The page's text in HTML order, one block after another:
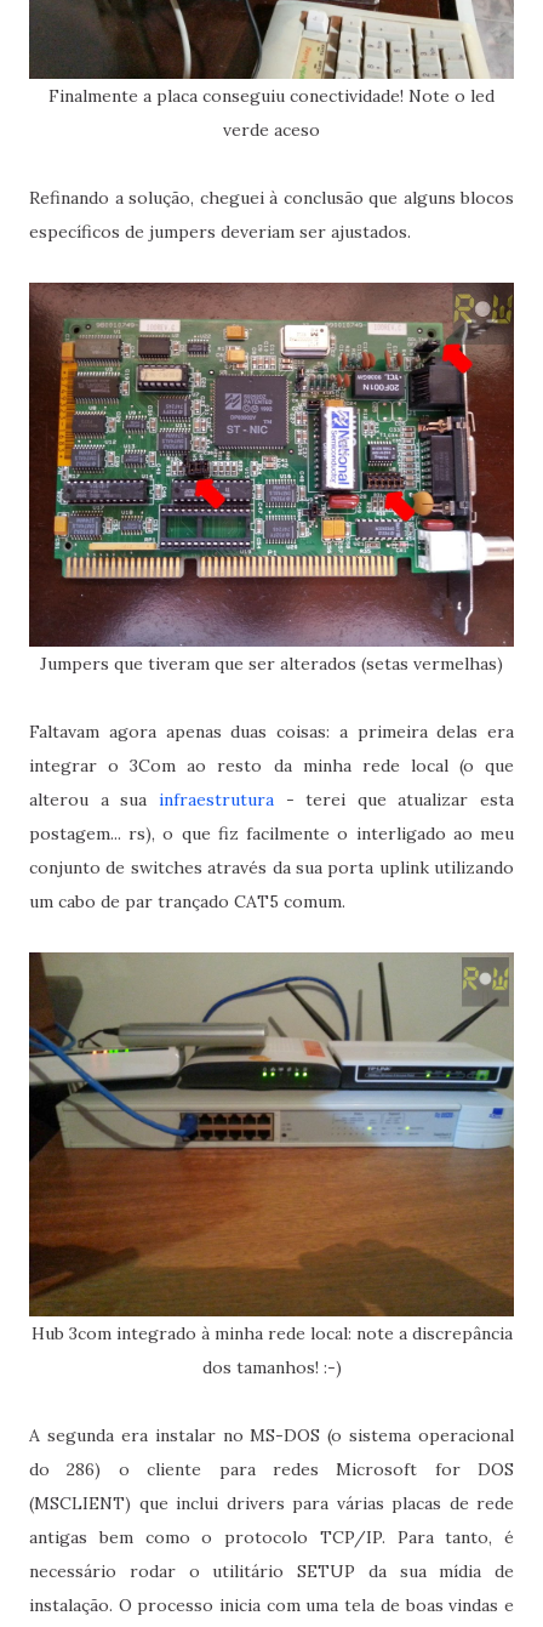
Finalmente a placa conseguiu conectividade! Note o led
verde aceso
Refinando a solução, cheguei à conclusão que alguns blocos
específicos de jumpers deveriam ser ajustados.
Jumpers que tiveram que ser alterados (setas vermelhas)
Faltavam agora apenas duas coisas: a primeira delas era
integrar o 3Com ao resto da minha rede local (o que
alterou a sua infraestrutura- terei que atualizar esta
postagem... rs), o que fiz facilmente o interligado ao meu
conjunto de switches através da sua porta uplink utilizando
um cabo de par trançado CAT5 comum.
Hub 3com integrado à minha rede local: note a discrepância
dos tamanhos! :-)
A segunda era instalar no MS-DOS (o sistema operacional
do 286) o cliente para redes Microsoft for DOS
(MSCLIENT) que inclui drivers para várias placas de rede
antigas bem como o protocolo TCP/IP. Para tanto, é
necessário rodar o utilitário SETUP da sua mídia de
instalação. O processo inicia com uma tela de boas vindas e